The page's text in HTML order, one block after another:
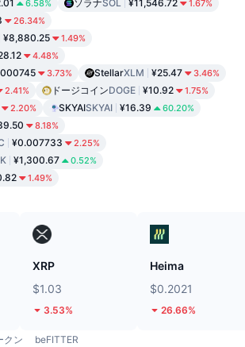
6.58% ソラナSOL ¥11,546.72 1.67%
26.34%
¥8,880.25 1.49%
4.48%
3.73% StellarXLM ¥25.47 3.46%
2.41% ドージコインDOGE ¥10.92 1.75%
2.20% SKYAISKYAI ¥16.39 60.20%
8.18%
¥0.007733 2.25%
¥1,300.67 0.52%
1.49%
XRP
$1.03
3.53%
Heima
$0.2021
26.66%
クン beFITTER